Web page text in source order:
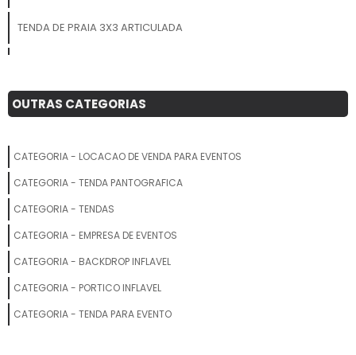
TENDA DE PRAIA 3X3 ARTICULADA
ALUGUEL DE TENDA CHAPEU DE BRUXA
LOCACAO DE TENDAS PARA FESTAS CAMPINAS
ALUGUEL DE AR CONDICIONADO PARA TENDAS
ALUGUEL DE TENDAS PIRAMIDAL
OUTRAS CATEGORIAS
CATEGORIA - LOCACAO DE VENDA PARA EVENTOS
CATEGORIA - TENDA PANTOGRAFICA
CATEGORIA - TENDAS
CATEGORIA - EMPRESA DE EVENTOS
CATEGORIA - BACKDROP INFLAVEL
CATEGORIA - PORTICO INFLAVEL
CATEGORIA - TENDA PARA EVENTO